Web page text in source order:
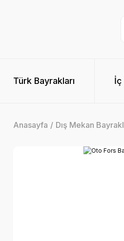
Türk Bayrakları İç
Anasayfa Dış Mekan